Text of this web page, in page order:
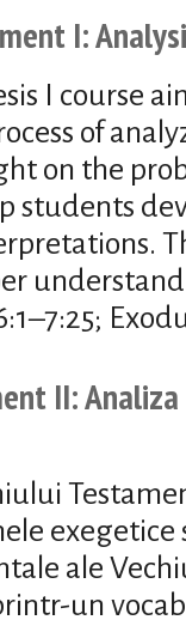
I:
I course
of
on the
students
II:
ale
un